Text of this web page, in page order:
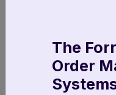
Déclenchez des
d'autres
Utilisez Fluent Order
The
Order